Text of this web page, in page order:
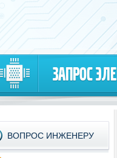
Запрос
ВОПРОС ИНЖЕНЕРУ